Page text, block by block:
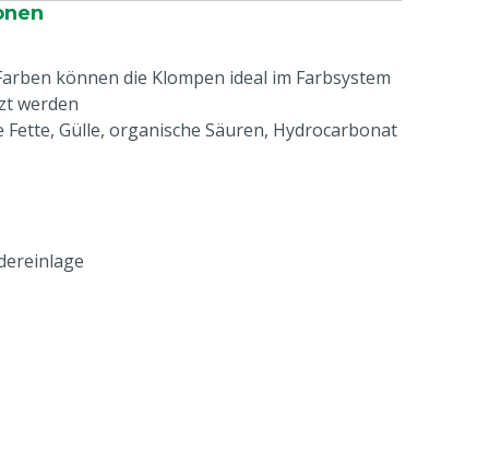
können die Klompen ideal im Farbsystem
werden
Gülle, organische Säuren, Hydrocarbonat